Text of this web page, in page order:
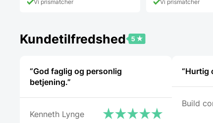
Vi prismatcher Vi prismatcher
Kundetilfredshed
“God faglig og personlig
betjening.”
Kenneth Lynge
“Hurtig
Build